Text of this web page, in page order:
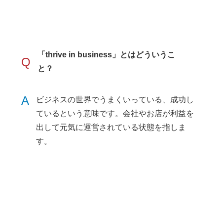
Q
「thrive in business」とはどういうこ
と？
A
ビジネスの世界でうまくいっている、成功し
ているという意味です。会社やお店が利益を
出して元気に運営されている状態を指しま
す。